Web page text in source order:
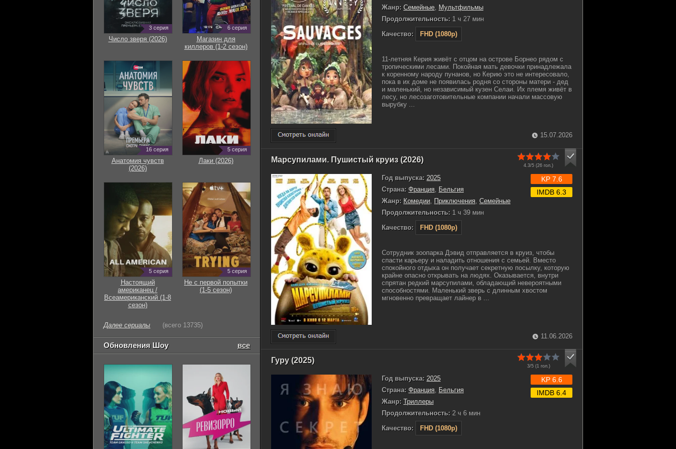
Жанр: Семейные, Мультфильмы
Продолжительность: 1 ч 27 мин
Качество:
FHD (1080p)
11-летняя Керия живёт с отцом на острове Борнео рядом с
тропическими лесами. Покойная мать девочки принадлежала
к коренному народу пунанов, но Керию это не интересовало,
пока в их доме не появилась родня со стороны матери - дед
и маленький, но независимый кузен Селаи. Их племя живёт в
лесу, но лесозаготовительные компании начали массовую
вырубку ...
15.07.2026
Марсупилами. Пушистый круиз (2026)
4.3/5 (26 гол.)
Год выпуска: 2025
Страна: Франция Бельгия
Жанр: Комедии Приключения Семейные
Продолжительность: 1 ч 39 мин
Качество:
FHD (1080p)
KP 7.6
IMDB 6.3
Сотрудник зоопарка Дэвид отправляется в круиз, чтобы
спасти карьеру и наладить отношения с семьей. Вместо
спокойного отдыха он получает секретную посылку, которую
крайне опасно открывать на людях. Оказывается, внутри
спрятан редкий марсупилами, обладающий невероятными
способностями. Маленький зверь с длинным хвостом
мгновенно превращает лайнер в ...
11.06.2026
Гуру (2025)
3/5 (1гол.)
Год выпуска: 2025
Страна: Франция, Бельгия
Жанр: Триллеры
Продолжительность: 2 ч 6 мин
Качество:
FHD (1080p)
KP 6.6
IMDB 6.4
3 серия
Число зверя (2026)
6 серия
Магазин для
киллеров (1-2 сезон)
16 серия
Анатомия чувств
(2026)
5 серия
Лаки (2026)
5 серия
Настоящий
американец /
Всеамериканский (1-8
сезон)
5 серия
Не с первой попытки
(1-5 сезон)
Далее сериалы (всего 13735)
Обновления Шоу все